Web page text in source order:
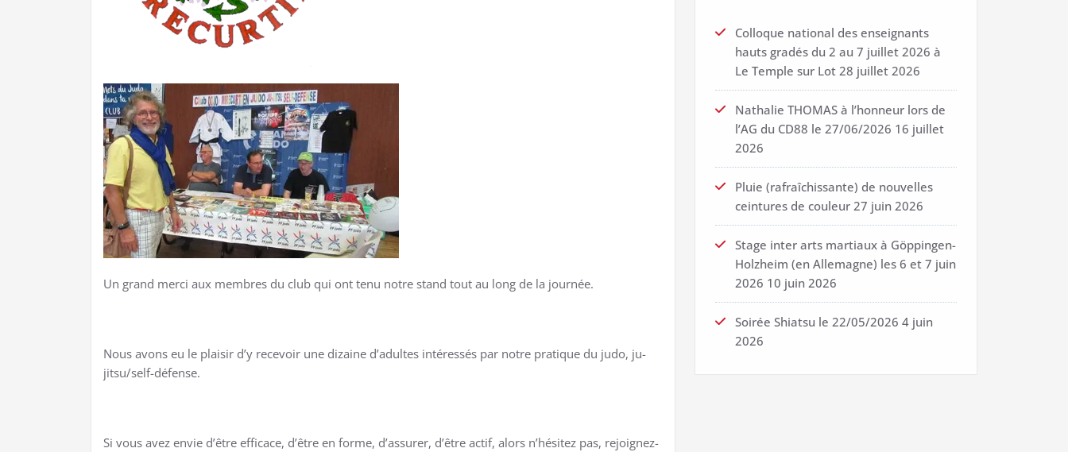
Un grand merci aux membres du club qui ont tenu notre stand tout au long de la journée.
Nous avons eu le plaisir d’y recevoir une dizaine d’adultes intéressés par notre pratique du judo, ju-
jitsu/self-défense.
Si vous avez envie d’être efficace, d’être en forme, d’assurer, d’être actif, alors n’hésitez pas, rejoignez-
Colloque national des enseignants
hauts gradés du 2 au 7 juillet 2026 à
Le Temple sur Lot 28 juillet 2026
Nathalie THOMAS à l’honneur lors de
l’AG du CD88 le 27/06/2026 16 juillet
2026
Pluie (rafraîchissante) de nouvelles
ceintures de couleur 27 juin 2026
Stage inter arts martiaux à Göppingen-
Holzheim (en Allemagne) les 6 et 7 juin
2026 10 juin 2026
Soirée Shiatsu le 22/05/2026 4 juin
2026